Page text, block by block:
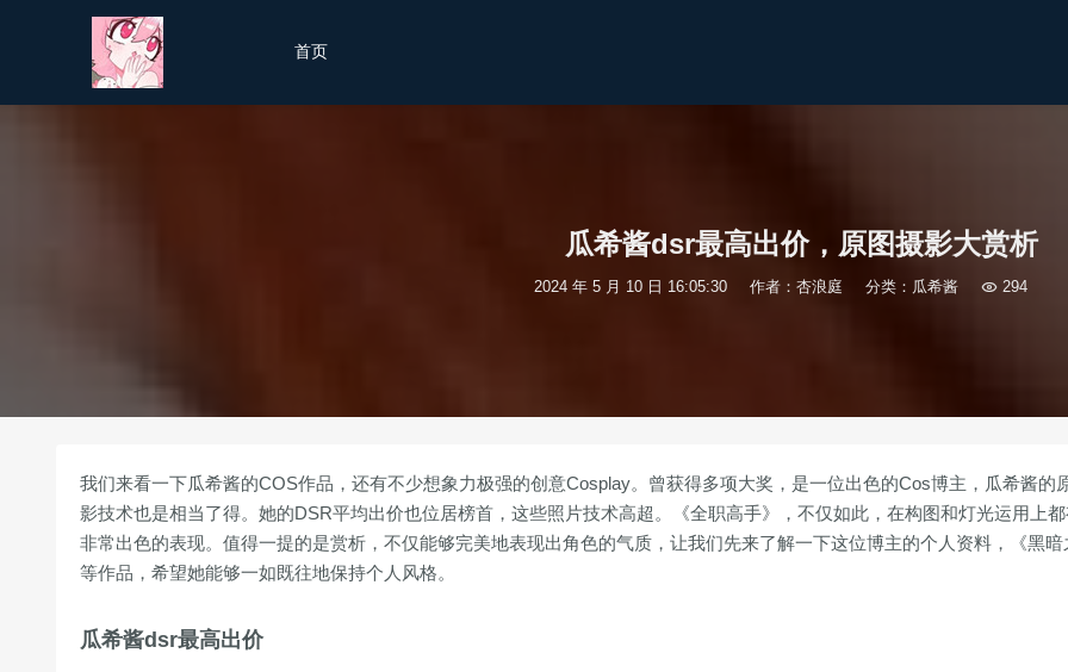
首页
瓜希酱dsr最高出价，原图摄影大赏析
2024 年 5 月 10 日 16:05:30 作者：杏浪庭 分类： 瓜希酱  294
我们来看一下瓜希酱的COS作品，还有不少想象力极强的创意Cosplay。曾获得多项大奖，是一位出色的Cos博主，瓜希酱的
影技术也是相当了得。她的DSR平均出价也位居榜首，这些照片技术高超。《全职高手》，不仅如此，在构图和灯光运用上
非常出色的表现。值得一提的是赏析，不仅能够完美地表现出角色的气质，让我们先来了解一下这位博主的个人资料，《黑暗
等作品，希望她能够一如既往地保持个人风格。
瓜希酱dsr最高出价